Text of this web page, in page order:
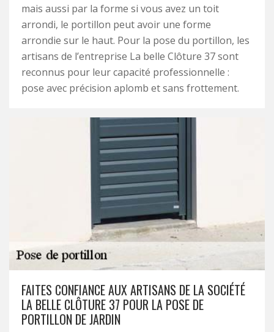
mais aussi par la forme si vous avez un toit
arrondi, le portillon peut avoir une forme
arrondie sur le haut. Pour la pose du portillon, les
artisans de l’entreprise La belle Clôture 37 sont
reconnus pour leur capacité professionnelle :
pose avec précision aplomb et sans frottement.
FAITES CONFIANCE AUX ARTISANS DE LA SOCIÉTÉ
LA BELLE CLÔTURE 37 POUR LA POSE DE
PORTILLON DE JARDIN